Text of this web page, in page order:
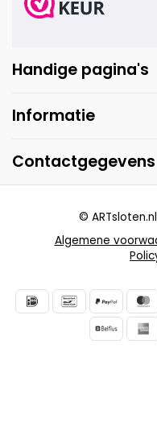
Handige pagina's
Informatie
Contactgegevens
Algemene
© ARTsloten.nl